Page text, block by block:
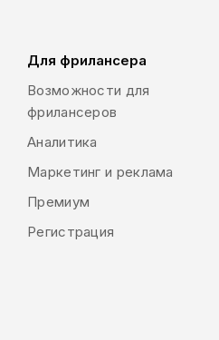
Для фрилансера
Возможности для
фрилансеров
Аналитика
Маркетинг и реклама
Премиум
Регистрация